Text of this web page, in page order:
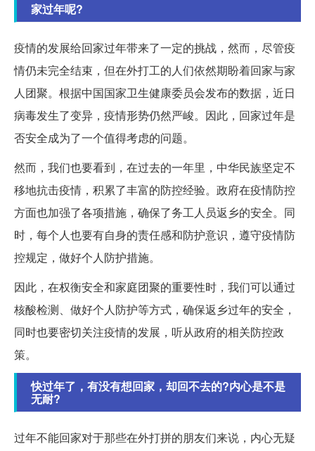
家过年呢?
疫情的发展给回家过年带来了一定的挑战，然而，尽管疫
情仍未完全结束，但在外打工的人们依然期盼着回家与家
人团聚。根据中国国家卫生健康委员会发布的数据，近日
病毒发生了变异，疫情形势仍然严峻。因此，回家过年是
否安全成为了一个值得考虑的问题。
然而，我们也要看到，在过去的一年里，中华民族坚定不
移地抗击疫情，积累了丰富的防控经验。政府在疫情防控
方面也加强了各项措施，确保了务工人员返乡的安全。同
时，每个人也要有自身的责任感和防护意识，遵守疫情防
控规定，做好个人防护措施。
因此，在权衡安全和家庭团聚的重要性时，我们可以通过
核酸检测、做好个人防护等方式，确保返乡过年的安全，
同时也要密切关注疫情的发展，听从政府的相关防控政
策。
快过年了，有没有想回家，却回不去的?内心是不是
无耐?
过年不能回家对于那些在外打拼的朋友们来说，内心无疑